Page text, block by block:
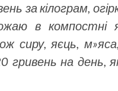
за кілограм,
в компостні
сиру, яєць, м»яса,
гривень на день,